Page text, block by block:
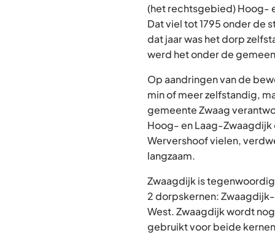
(het rechtsgebied) Hoog-
Dat viel tot 1795 onder de
dat jaar was het dorp
werd het onder de
Op aandringen van de
min of meer zelfstandig,
gemeente Zwaag
Hoog- en Laag-
Wervershoof vielen,
langzaam.
Zwaagdijk is
2 dorpskernen:
West. Zwaagdijk wordt
gebruikt voor beide